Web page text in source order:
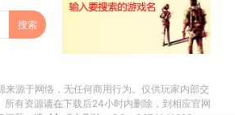
来源于网络，无任何商用行为。仅供玩家内部交
所有资源请在下载后24小时内删除，到相应官网